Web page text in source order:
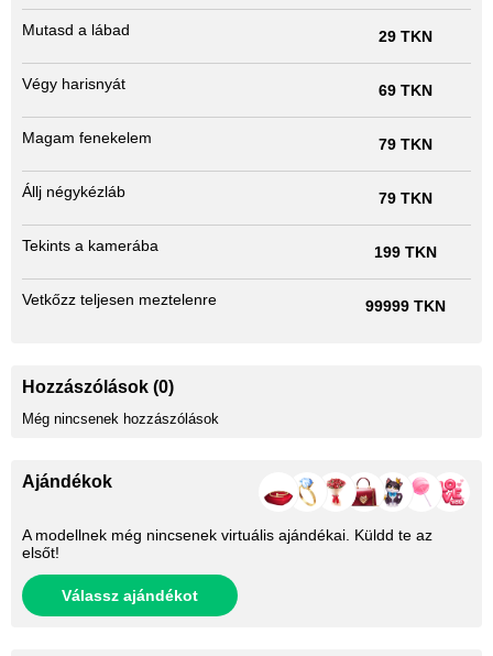
Mutasd a lábad 29 TKN
Végy harisnyát 69 TKN
Magam fenekelem 79 TKN
Állj négykézláb 79 TKN
Tekints a kamerába 199 TKN
Vetkőzz teljesen meztelenre 99999 TKN
Hozzászólások (0)
Még nincsenek hozzászólások
Ajándékok
A modellnek még nincsenek virtuális ajándékai. Küldd te az
elsőt!
Válassz ajándékot